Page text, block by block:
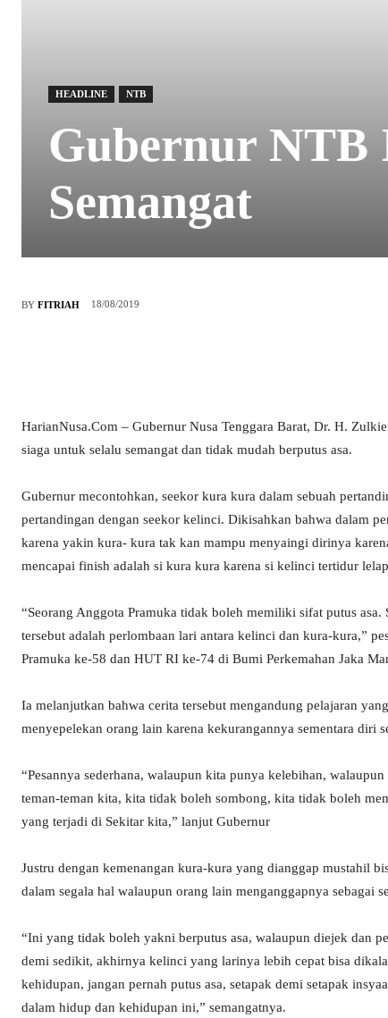
HEADLINE NTB
Gubernur NTB
Semangat
BY FITRIAH 18/08/2019
HarianNusa.Com – Gubernur Nusa Tenggara Barat, Dr. H.
siaga untuk selalu semangat dan tidak mudah berputus asa.
Gubernur mecontohkan, seekor kura kura dalam sebuah
pertandingan dengan seekor kelinci. Dikisahkan bahwa dalam
karena yakin kura- kura tak kan mampu menyaingi dirinya
mencapai finish adalah si kura kura karena si kelinci tertidur
“Seorang Anggota Pramuka tidak boleh memiliki sifat putus
tersebut adalah perlombaan lari antara kelinci dan kura-kura,”
Pramuka ke-58 dan HUT RI ke-74 di Bumi Perkemahan Jaka
Ia melanjutkan bahwa cerita tersebut mengandung pelajaran
menyepelekan orang lain karena kekurangannya sementara diri
“Pesannya sederhana, walaupun kita punya kelebihan,
teman-teman kita, kita tidak boleh sombong, kita tidak boleh
yang terjadi di Sekitar kita,” lanjut Gubernur
Justru dengan kemenangan kura-kura yang dianggap mustahil
dalam segala hal walaupun orang lain menganggapnya sebagai
“Ini yang tidak boleh yakni berputus asa, walaupun diejek dan
demi sedikit, akhirnya kelinci yang larinya lebih cepat bisa
kehidupan, jangan pernah putus asa, setapak demi setapak
dalam hidup dan kehidupan ini,” semangatnya.